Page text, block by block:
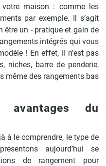
maison : comme les
par exemple. Il s’agit
être un - pratique et gain de
intégrés qui vous
! En effet, il n’est pas
niches, barre de penderie,
même des rangements bas
du
à le comprendre, le type de
aujourd’hui se
de rangement pour